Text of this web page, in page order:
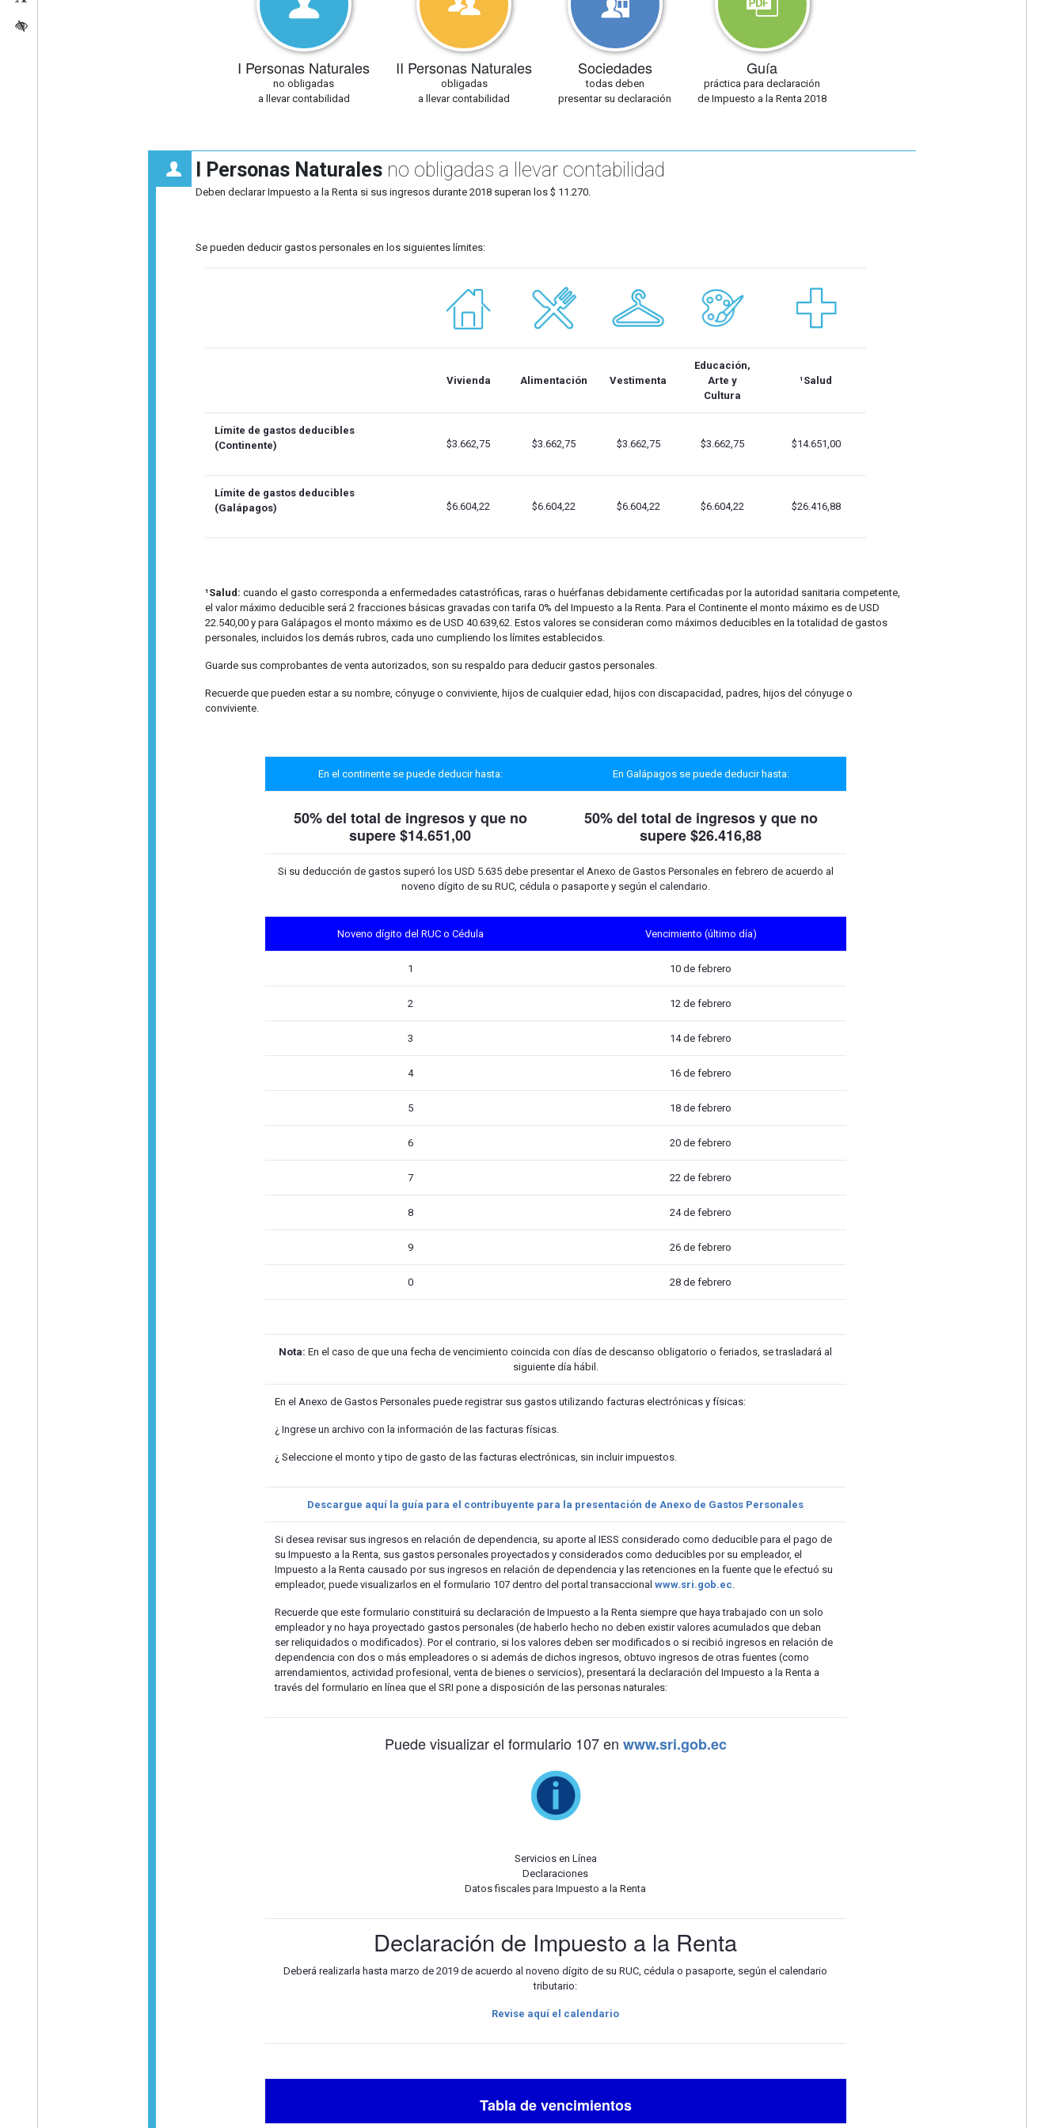
Activar/quitar contraste
I Personas Naturales
no obligadas
a llevar contabilidad
II Personas Naturales
obligadas
a llevar contabilidad
Sociedades
todas deben
presentar su declaración
Guía
práctica para declaración
de Impuesto a la Renta 2018
I Personas Naturales no obligadas a llevar contabilidad
Deben declarar Impuesto a la Renta si sus ingresos durante 2018 superan los $ 11.270.
Se pueden deducir gastos personales en los siguientes límites:
Vivienda Alimentación Vestimenta
Educación,
Arte y
Cultura
¹Salud
Límite de gastos deducibles
(Continente)
$3.662,75 $3.662,75 $3.662,75 $3.662,75 $14.651,00
Límite de gastos deducibles
(Galápagos)
$6.604,22 $6.604,22 $6.604,22 $6.604,22 $26.416,88
¹Salud: cuando el gasto corresponda a enfermedades catastróficas, raras o huérfanas debidamente certificadas por la autoridad sanitaria competente,
el valor máximo deducible será 2 fracciones básicas gravadas con tarifa 0% del Impuesto a la Renta. Para el Continente el monto máximo es de USD
22.540,00 y para Galápagos el monto máximo es de USD 40.639,62. Estos valores se consideran como máximos deducibles en la totalidad de gastos
personales, incluidos los demás rubros, cada uno cumpliendo los límites establecidos.
Guarde sus comprobantes de venta autorizados, son su respaldo para deducir gastos personales.
Recuerde que pueden estar a su nombre, cónyuge o conviviente, hijos de cualquier edad, hijos con discapacidad, padres, hijos del cónyuge o
conviviente.
En el continente se puede deducir hasta: En Galápagos se puede deducir hasta:
50% del total de ingresosy que no
supere $14.651,00
50% del total de ingresosy que no
supere $26.416,88
Si su deducción de gastos superó los USD 5.635 debe presentar el Anexo de Gastos Personales en febrero de acuerdo al
noveno dígito de su RUC, cédula o pasaporte y según el calendario.
Noveno dígito del RUC o Cédula Vencimiento (último día)
1 10 de febrero
2 12 de febrero
3 14 de febrero
4 16 de febrero
5 18 de febrero
6 20 de febrero
7 22 de febrero
8 24 de febrero
9 26 de febrero
0 28 de febrero
Nota: En el caso de que una fecha de vencimiento coincida con días de descanso obligatorio o feriados, se trasladará al
siguiente día hábil.
En el Anexo de Gastos Personales puede registrar sus gastos utilizando facturas electrónicas y físicas:
¿ Ingrese un archivo con la información de las facturas físicas.
¿ Seleccione el monto y tipo de gasto de las facturas electrónicas, sin incluir impuestos.
Descargue aquí la guía para el contribuyente para la presentación de Anexo de Gastos Personales
Si desea revisar sus ingresos en relación de dependencia, su aporte al IESS considerado como deducible para el pago de
su Impuesto a la Renta, sus gastos personales proyectados y considerados como deducibles por su empleador, el
Impuesto a la Renta causado por sus ingresos en relación de dependencia y las retenciones en la fuente que le efectuó su
empleador, puede visualizarlos en el formulario 107 dentro del portal transaccional www.sri.gob.ec.
Recuerde que este formulario constituirá su declaración de Impuesto a la Renta siempre que haya trabajado con un solo
empleador y no haya proyectado gastos personales (de haberlo hecho no deben existir valores acumulados que deban
ser reliquidados o modificados). Por el contrario, si los valores deben ser modificados o si recibió ingresos en relación de
dependencia con dos o más empleadores o si además de dichos ingresos, obtuvo ingresos de otras fuentes (como
arrendamientos, actividad profesional, venta de bienes o servicios), presentará la declaración del Impuesto a la Renta a
través del formulario en línea que el SRI pone a disposición de las personas naturales:
Puede visualizar el formulario 107 en www.sri.gob.ec
Servicios en Línea
Declaraciones
Datos fiscales para Impuesto a la Renta
Declaración de Impuesto a la Renta
Deberá realizarla hasta marzo de 2019 de acuerdo al noveno dígito de su RUC, cédula o pasaporte, según el calendario
tributario:
Revise aquí el calendario
Tabla de vencimientos